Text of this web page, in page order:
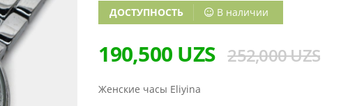
ДОСТУПНОСТЬ В наличии
190,500 UZS 252,000 UZS
Женские часы Eliyina